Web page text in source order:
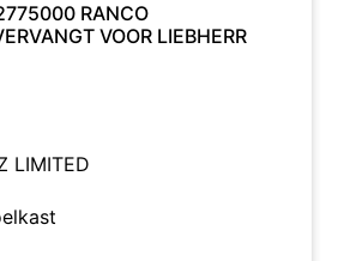
RANCO
VOOR LIEBHERR
LIMITED